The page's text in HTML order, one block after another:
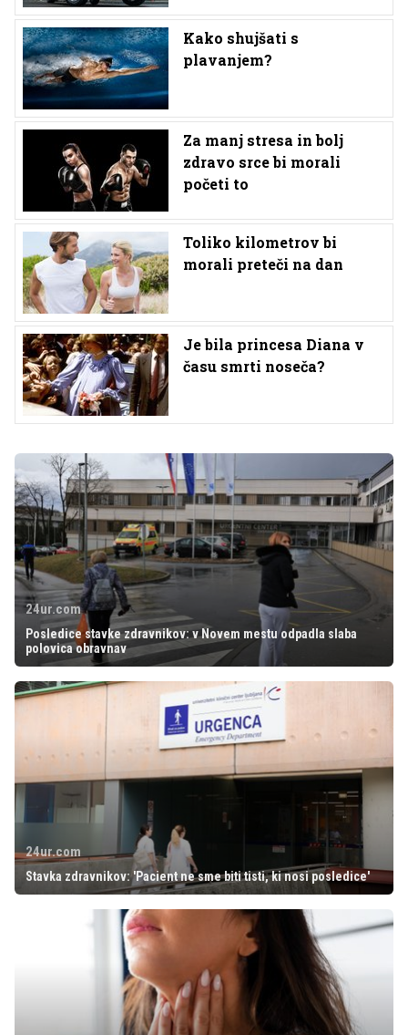
Kako shujšati s
plavanjem?
Za manj stresa in bolj
zdravo srce bi morali
početi to
Toliko kilometrov bi
morali preteči na dan
Je bila princesa Diana v
času smrti noseča?
24ur.com
Posledice stavke zdravnikov: v Novem mestu odpadla slaba
polovica obravnav
24ur.com
Stavka zdravnikov: 'Pacient ne sme biti tisti, ki nosi posledice'